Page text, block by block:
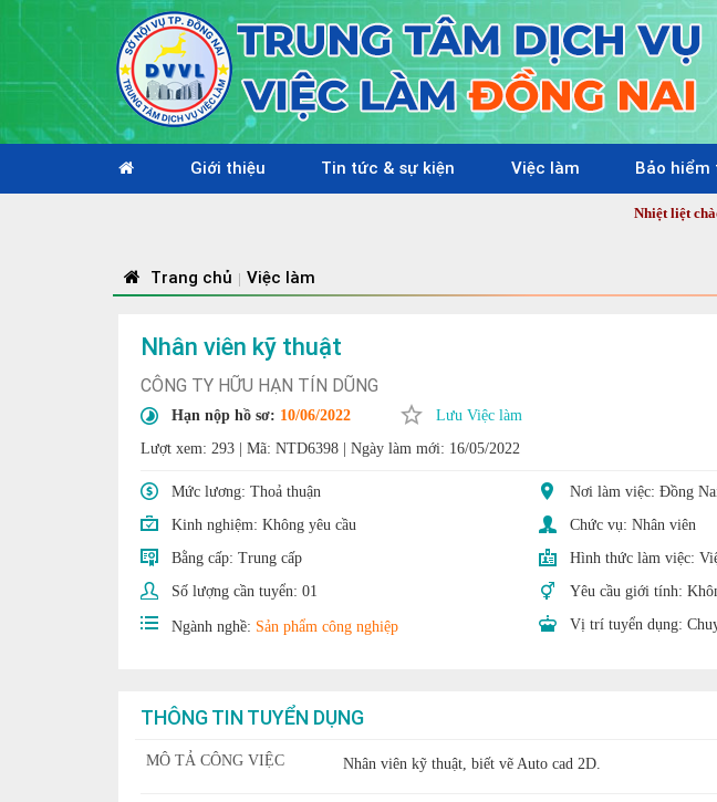
Giới thiệu Tin tức & sự kiện Việc làm Bảo hiểm
Nhiệt liệt chào mừng 81
Trang chủ | Việc làm
Nhân viên kỹ thuật
CÔNG TY HỮU HẠN TÍN DŨNG
Hạn nộp hồ sơ: 10/06/2022
Lưu Việc làm
Lượt xem: 293
Mã: NTD6398 Ngày làm mới: 16/05/2022
Mức lương: Thoả thuận
Nơi làm việc: Đồng
Kinh nghiệm: Không yêu cầu Chức vụ: Nhân viên
Bằng cấp: Trung cấp Hình thức làm việc:
Số lượng cần tuyển: 01 Yêu cầu giới tính:
Ngành nghề: Sản phẩm công nghiệp Vị trí tuyển dụng:
THÔNG TIN TUYỂN DỤNG
MÔ TẢ CÔNG VIỆC Nhân viên kỹ thuật, biết vẽ Auto cad 2D.